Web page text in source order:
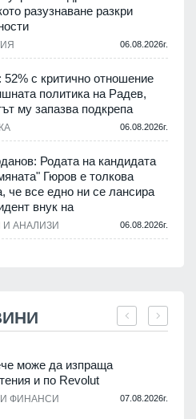
разузнаване разкри
06.08.2026г.
52% с критично отношение
политика на Радев,
му запазва подкрепа
06.08.2026г.
Родата на кандидата
Гюров е толкова
че все едно ни се лансира
внук на
АНАЛИЗИ 06.08.2026г.
може да изпраща
и по Revolut
ФИНАНСИ 07.08.2026г.